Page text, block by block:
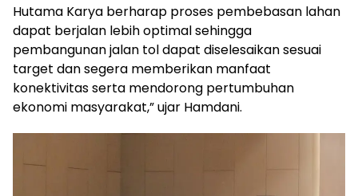
Hutama Karya berharap proses pembebasan lahan
dapat berjalan lebih optimal sehingga
pembangunan jalan tol dapat diselesaikan sesuai
target dan segera memberikan manfaat
konektivitas serta mendorong pertumbuhan
ekonomi masyarakat,” ujar Hamdani.